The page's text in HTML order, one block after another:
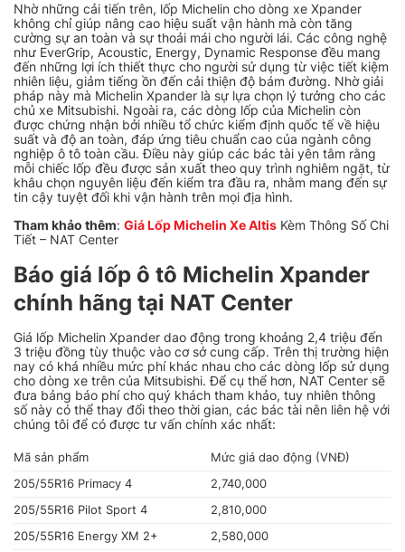
Nhờ những cải tiến trên, lốp Michelin cho dòng xe Xpander
không chỉ giúp nâng cao hiệu suất vận hành mà còn tăng
cường sự an toàn và sự thoải mái cho người lái. Các công nghệ
như EverGrip, Acoustic, Energy, Dynamic Response đều mang
đến những lợi ích thiết thực cho người sử dụng từ việc tiết kiệm
nhiên liệu, giảm tiếng ồn đến cải thiện độ bám đường. Nhờ giải
pháp này mà Michelin Xpander là sự lựa chọn lý tưởng cho các
chủ xe Mitsubishi. Ngoài ra, các dòng lốp của Michelin còn
được chứng nhận bởi nhiều tổ chức kiểm định quốc tế về hiệu
suất và độ an toàn, đáp ứng tiêu chuẩn cao của ngành công
nghiệp ô tô toàn cầu. Điều này giúp các bác tài yên tâm rằng
mỗi chiếc lốp đều được sản xuất theo quy trình nghiêm ngặt, từ
khâu chọn nguyên liệu đến kiểm tra đầu ra, nhằm mang đến sự
tin cậy tuyệt đối khi vận hành trên mọi địa hình.
Tham khảo thêm: Giá Lốp Michelin Xe Altis Kèm Thông Số Chi
Tiết – NAT Center
Báo giá lốp ô tô Michelin Xpander
chính hãng tại NAT Center
Giá lốp Michelin Xpander dao động trong khoảng 2,4 triệu đến
3 triệu đồng tùy thuộc vào cơ sở cung cấp. Trên thị trường hiện
nay có khá nhiều mức phí khác nhau cho các dòng lốp sử dụng
cho dòng xe trên của Mitsubishi. Để cụ thể hơn, NAT Center sẽ
đưa bảng báo phí cho quý khách tham khảo, tuy nhiên thông
số này có thể thay đổi theo thời gian, các bác tài nên liên hệ với
chúng tôi để có được tư vấn chính xác nhất:
Mã sản phẩm
Mức giá dao động (VNĐ)
205/55R16 Primacy 4
2,740,000
205/55R16 Pilot Sport 4
2,810,000
205/55R16 Energy XM 2+
2,580,000